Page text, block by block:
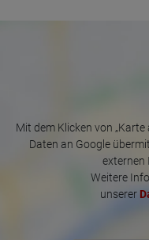
Mit dem Klicken von
Daten an Google
externen
Weitere
unserer